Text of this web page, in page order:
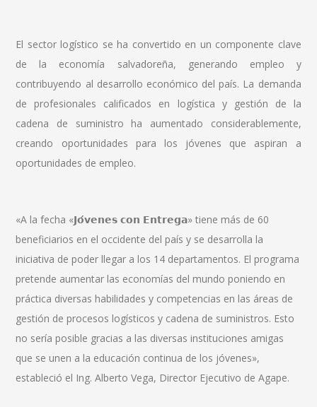
El sector logístico se ha convertido en un componente clave
de la economía salvadoreña, generando empleo y
contribuyendo al desarrollo económico del país. La demanda
de profesionales calificados en logística y gestión de la
cadena de suministro ha aumentado considerablemente,
creando oportunidades para los jóvenes que aspiran a
oportunidades de empleo.
«A la fecha «𝗝𝗼́𝘃𝗲𝗻𝗲𝘀 𝗰𝗼𝗻 𝗘𝗻𝘁𝗿𝗲𝗴𝗮» tiene más de 60
beneficiarios en el occidente del país y se desarrolla la
iniciativa de poder llegar a los 14 departamentos. El programa
pretende aumentar las economías del mundo poniendo en
práctica diversas habilidades y competencias en las áreas de
gestión de procesos logísticos y cadena de suministros. Esto
no sería posible gracias a las diversas instituciones amigas
que se unen a la educación continua de los jóvenes»,
estableció el Ing. Alberto Vega, Director Ejecutivo de Agape.